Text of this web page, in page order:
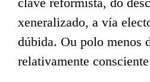
xeneralizado, a vía
dúbida. Ou polo menos
relativamente